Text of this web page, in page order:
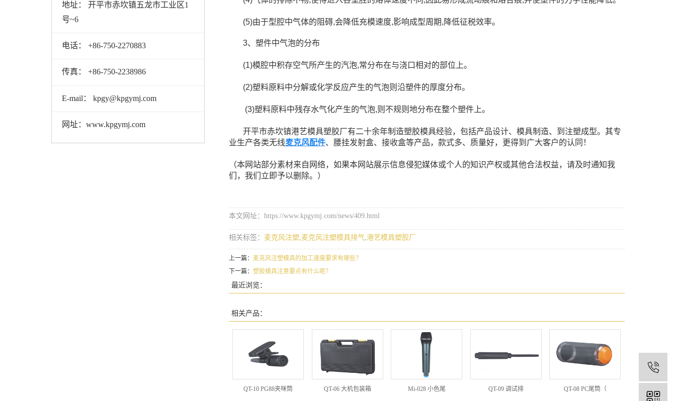
地址： 开平市赤坎镇五龙市工业区1
号~6
电话： +86-750-2270883
传真： +86-750-2238986
E-mail： kpgy@kpgymj.com
网址：www.kpgymj.com
(5)由于型腔中气体的阻碍,会降低充模速度,影响成型周期,降低征税效率。
3、塑件中气泡的分布
(1)模腔中积存空气所产生的汽泡,常分布在与浇口相对的部位上。
(2)塑料原料中分解或化学反应产生的气泡则沿塑件的厚度分布。
(3)塑料原料中残存水气化产生的气泡,则不规则地分布在整个塑件上。
开平市赤坎镇港艺模具塑胶厂有二十余年制造塑胶模具经验，包括产品设计、模具制造、到注塑成型。其专
业生产各类无线麦克风配件、腰挂发射盒、接收盒等产品，款式多、质量好，更得到广大客户的认同！
（本网站部分素材来自网络，如果本网站展示信息侵犯媒体或个人的知识产权或其他合法权益，请及时通知我
们，我们立即予以删除。）
本文网址：https://www.kpgymj.com/news/409.html
相关标签： 麦克风注塑 麦克风注塑模具排气 港艺模具塑胶厂
上一篇： 麦克风注塑模具的加工速度要求有哪些？
下一篇： 塑胶模具注意要点有什么呢？
最近浏览：
相关产品：
QT-10 PG88夹咪筒 QT-06 大机包装箱 Mi-028 小色尾 QT-09 调试排 QT-08 PC尾筒（